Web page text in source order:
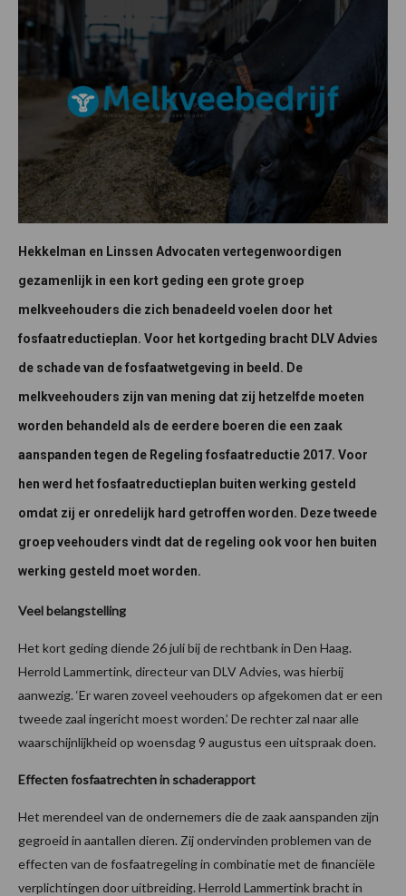
Hekkelman en Linssen Advocaten vertegenwoordigen
gezamenlijk in een kort geding een grote groep
melkveehouders die zich benadeeld voelen door het
fosfaatreductieplan. Voor het kortgeding bracht DLV Advies
de schade van de fosfaatwetgeving in beeld. De
melkveehouders zijn van mening dat zij hetzelfde moeten
worden behandeld als de eerdere boeren die een zaak
aanspanden tegen de Regeling fosfaatreductie 2017. Voor
hen werd het fosfaatreductieplan buiten werking gesteld
omdat zij er onredelijk hard getroffen worden. Deze tweede
groep veehouders vindt dat de regeling ook voor hen buiten
werking gesteld moet worden.
Veel belangstelling
Het kort geding diende 26 juli bij de rechtbank in Den Haag.
Herrold Lammertink, directeur van DLV Advies, was hierbij
aanwezig. ‘Er waren zoveel veehouders op afgekomen dat er een
tweede zaal ingericht moest worden.’ De rechter zal naar alle
waarschijnlijkheid op woensdag 9 augustus een uitspraak doen.
Effecten fosfaatrechten in schaderapport
Het merendeel van de ondernemers die de zaak aanspanden zijn
gegroeid in aantallen dieren. Zij ondervinden problemen van de
effecten van de fosfaatregeling in combinatie met de financiële
verplichtingen door uitbreiding. Herrold Lammertink bracht in